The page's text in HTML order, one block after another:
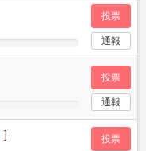
投票
通報
投票
通報
]
投票